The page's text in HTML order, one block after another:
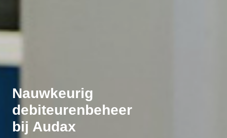
Nauwkeurig
debiteurenbeheer
bij Audax